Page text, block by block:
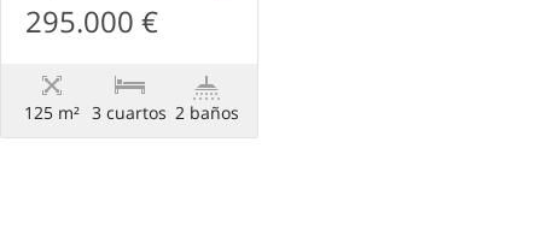
295.000 €
125 m² 3 сuartos 2 baños